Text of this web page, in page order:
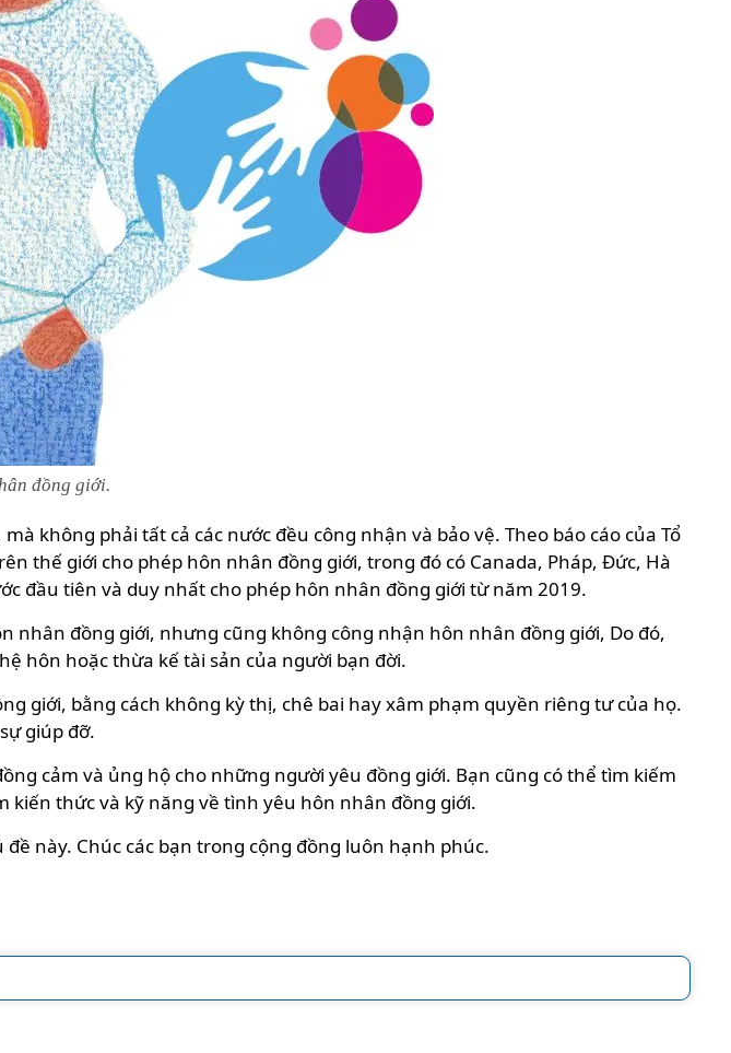
đồng giới.
không phải tất cả các nước đều công nhận và bảo vệ. Theo báo cáo của Tổ
thế giới cho phép hôn nhân đồng giới, trong đó có Canada, Pháp, Đức, Hà
đầu tiên và duy nhất cho phép hôn nhân đồng giới từ năm 2019.
nhân đồng giới, nhưng cũng không công nhận hôn nhân đồng giới, Do đó,
hôn hoặc thừa kế tài sản của người bạn đời.
giới, bằng cách không kỳ thị, chê bai hay xâm phạm quyền riêng tư của họ.
giúp đỡ.
cảm và ủng hộ cho những người yêu đồng giới. Bạn cũng có thể tìm kiếm
kiến thức và kỹ năng về tình yêu hôn nhân đồng giới.
này. Chúc các bạn trong cộng đồng luôn hạnh phúc.